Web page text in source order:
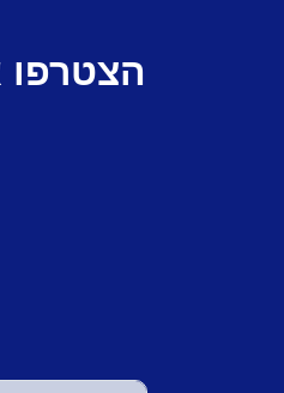
הצטרפו